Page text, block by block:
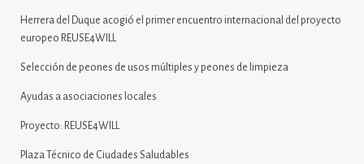
Herrera del Duque acogió el primer encuentro internacional del proyecto
europeo REUSE4WILL
Selección de peones de usos múltiples y peones de limpieza
Ayudas a asociaciones locales
Proyecto: REUSE4WILL
Plaza Técnico de Ciudades Saludables